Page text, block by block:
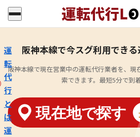
運
転
代
行
と
は
運
阪神本線で今スグ利用でき
阪神本線で現在営業中の運転代行業者を、現
索できます。最短5分で到着